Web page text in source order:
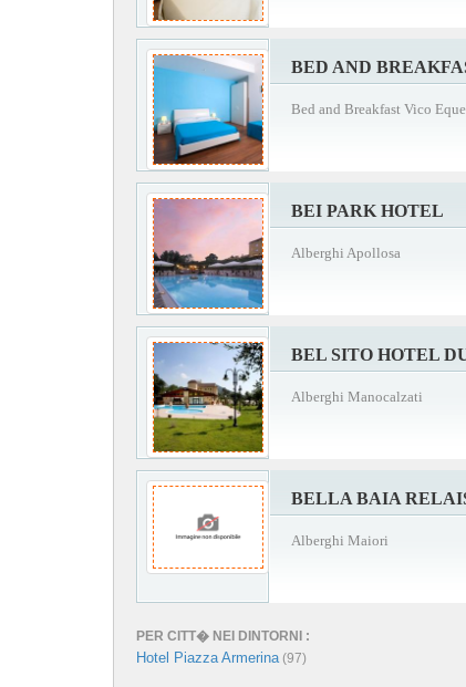
BED AND
Bed and Breakfast Vico
BEI PARK HOTEL
Alberghi Apollosa
BEL SITO HOTEL
Alberghi Manocalzati
BELLA BAIA
Alberghi Maiori
PER CITT� NEI DINTORNI :
Hotel Piazza Armerina(97)